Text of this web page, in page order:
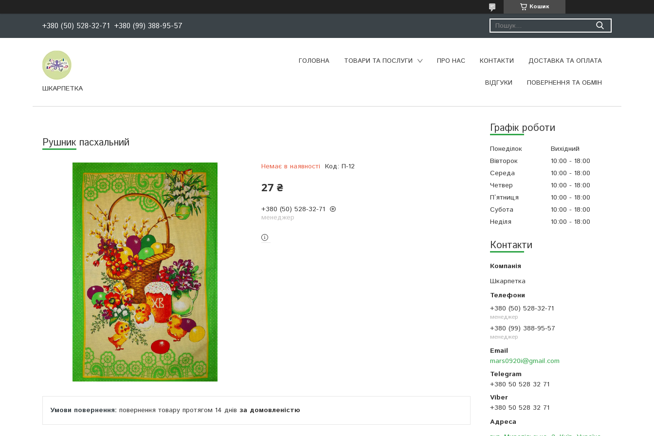
Кошик
+380 (50) 528-32-71 +380 (99) 388-95-57
ШКАРПЕТКА
ГОЛОВНА ТОВАРИ ТА ПОСЛУГИ ПРО НАС КОНТАКТИ ДОСТАВКА ТА ОПЛАТА
ВІДГУКИ ПОВЕРНЕННЯ ТА ОБМІН
Графік роботи
Понеділок
Вихідний
Вівторок
10:00
18:00
Середа
10:00
18:00
Четвер
10:00
18:00
Пʼятниця
10:00
18:00
Субота
10:00
18:00
Неділя
10:00 18:00
Контакти
Шкарпетка
+380 (50) 528-32-71
менеджер
+380 (99) 388-95-57
менеджер
mars0920i@gmail.com
+380 50 528 32 71
+380 50 528 32 71
Рушник пасхальний
Немає в наявності Код: П-12
27 ₴
+380 (50) 528-32-71
менеджер
повернення товару протягом 14 днів за домовленістю